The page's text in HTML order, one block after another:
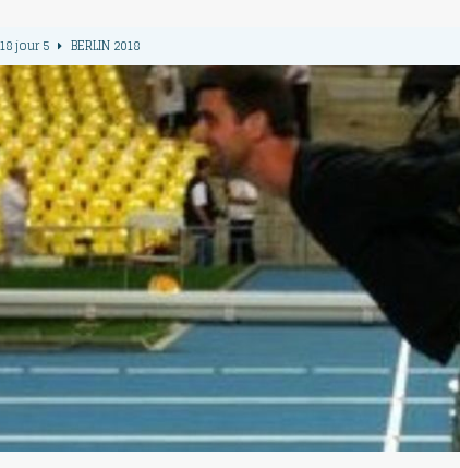
jour 5
BERLIN 2018
jour 4
BERLIN 2018
Jour 3
BERLIN 2018
jour 2
BERLIN 2018
jour 6 BERLIN 2018